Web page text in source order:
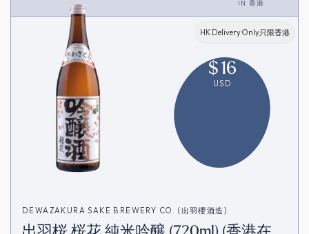
IN 香港
HK Delivery Only只限香港
$16
USD
DEWAZAKURA SAKE BREWERY CO. (出羽櫻酒造)